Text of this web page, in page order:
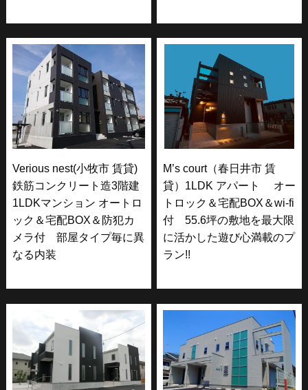
Verious nest(小牧市 賃貸)
鉄筋コンクリート造3階建
1LDKマンション オートロ
ック＆宅配BOX＆防犯カ
メラ付 部屋タイプ毎に異
なる内装
M’s court（春日井市 賃
貸）1LDK アパート オー
トロック＆宅配BOX＆wi-fi
付 55.6坪の敷地を最大限
に活かした遊び心満載のプ
ラン!!